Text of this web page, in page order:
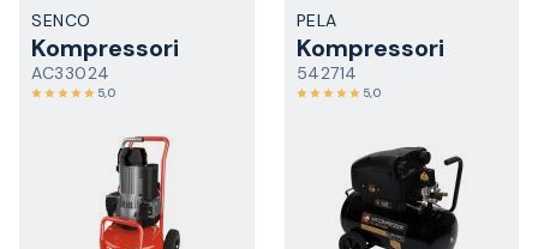
SENCO
Kompressori
AC33024
5,0
PELA
Kompressori
542714
5,0